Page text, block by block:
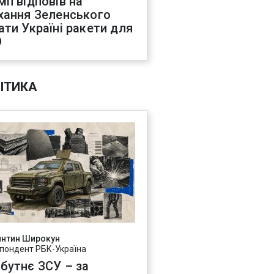
Зеленського
Україні ракети для
Широкун
РБК-Україна
ЗСУ – за